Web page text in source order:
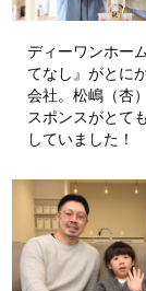
ディーワンホー
てなし』がとに
会社。松嶋（杏
スポンスがとて
していました！